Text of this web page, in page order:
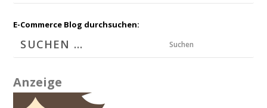
E-Commerce Blog durchsuchen:
Suchen
Anzeige